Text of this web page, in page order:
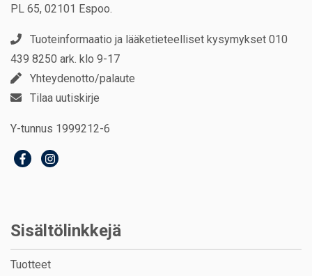
PL 65, 02101 Espoo.
Tuoteinformaatio ja lääketieteelliset kysymykset 010
439 8250 ark. klo 9-17
Yhteydenotto/palaute
Tilaa uutiskirje
Y-tunnus 1999212-6
Sisältölinkkejä
Tuotteet